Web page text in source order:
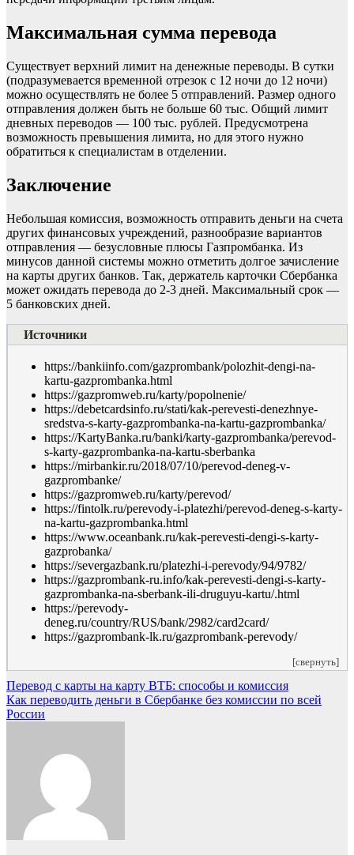
Максимальная сумма перевода
Существует верхний лимит на денежные переводы. В сутки
(подразумевается временной отрезок с 12 ночи до 12 ночи)
можно осуществлять не более 5 отправлений. Размер одного
отправления должен быть не больше 60 тыс. Общий лимит
дневных переводов — 100 тыс. рублей. Предусмотрена
возможность превышения лимита, но для этого нужно
обратиться к специалистам в отделении.
Заключение
Небольшая комиссия, возможность отправить деньги на счета
других финансовых учреждений, разнообразие вариантов
отправления — безусловные плюсы Газпромбанка. Из
минусов данной системы можно отметить долгое зачисление
на карты других банков. Так, держатель карточки Сбербанка
может ожидать перевода до 2-3 дней. Максимальный срок —
5 банковских дней.
Источники
https://bankiinfo.com/gazprombank/polozhit-dengi-na-
kartu-gazprombanka.html
https://gazpromweb.ru/karty/popolnenie/
https://debetcardsinfo.ru/stati/kak-perevesti-denezhnye-
sredstva-s-karty-gazprombanka-na-kartu-gazprombanka/
https://KartyBanka.ru/banki/karty-gazprombanka/perevod-
s-karty-gazprombanka-na-kartu-sberbanka
https://mirbankir.ru/2018/07/10/perevod-deneg-v-
gazprombanke/
https://gazpromweb.ru/karty/perevod/
https://fintolk.ru/perevody-i-platezhi/perevod-deneg-s-karty-
na-kartu-gazprombanka.html
https://www.oceanbank.ru/kak-perevesti-dengi-s-karty-
gazprobanka/
https://severgazbank.ru/platezhi-i-perevody/94/9782/
https://gazprombank-ru.info/kak-perevesti-dengi-s-karty-
gazprombanka-na-sberbank-ili-druguyu-kartu/.html
https://perevody-
deneg.ru/country/RUS/bank/2982/card2card/
https://gazprombank-lk.ru/gazprombank-perevody/
[свернуть]
Навигация
по
Перевод с карты на карту ВТБ: способы и комиссия
Как переводить деньги в Сбербанке без комиссии по всей
России